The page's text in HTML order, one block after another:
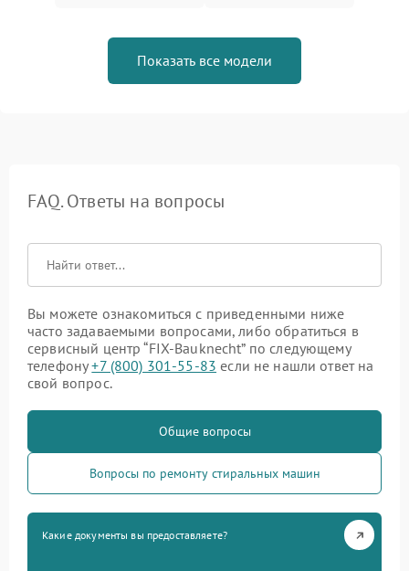
Показать все модели
FAQ. Ответы на вопросы
Вы можете ознакомиться с приведенными ниже
часто задаваемыми вопросами, либо обратиться в
сервисный центр “FIX-Bauknecht” по следующему
телефону+7 (800) 301-55-83 если не нашли ответ на
свой вопрос.
Общие вопросы
Вопросы по ремонту стиральных машин
Какие документы вы предоставляете?